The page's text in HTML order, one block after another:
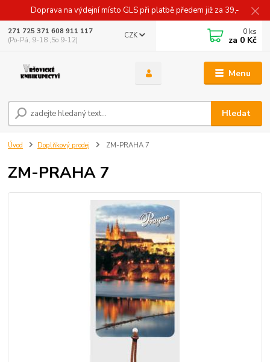
Doprava na výdejní místo GLS při platbě předem již za 39,-
Menu
CZK
Hledat
271 725 371 608 911 117
(Po-Pá, 9-18 ,So 9-12)
0 ks
za 0 Kč
Úvod Doplňkový prodej ZM-PRAHA 7
ZM-PRAHA 7